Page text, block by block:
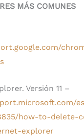
MÁS COMUNES
Versión 11 –
how-to-delete-
explorer